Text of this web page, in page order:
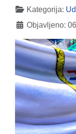
DetaljiKategorija:
Objavljeno: